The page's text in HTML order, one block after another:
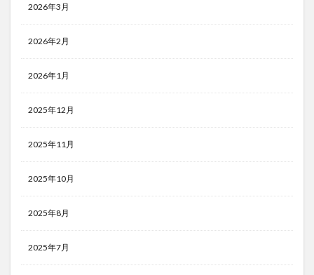
2026年3月
2026年2月
2026年1月
2025年12月
2025年11月
2025年10月
2025年8月
2025年7月